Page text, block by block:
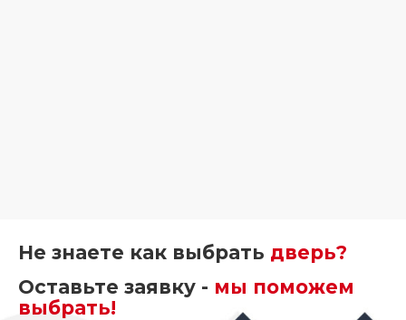
Не знаете как выбрать дверь?
Оставьте заявку - мы поможем
выбрать!